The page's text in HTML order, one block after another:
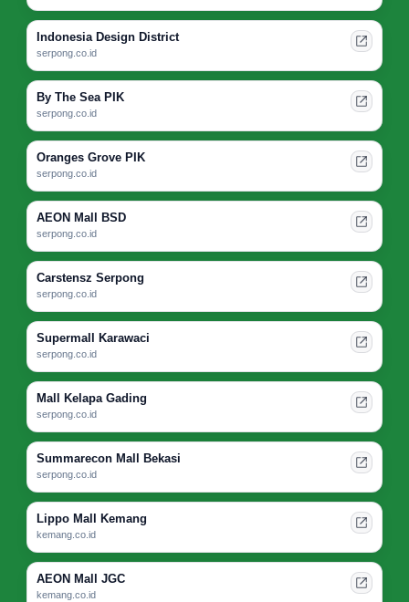
Indonesia Design District
serpong.co.id
By The Sea PIK
serpong.co.id
Oranges Grove PIK
serpong.co.id
AEON Mall BSD
serpong.co.id
Carstensz Serpong
serpong.co.id
Supermall Karawaci
serpong.co.id
Mall Kelapa Gading
serpong.co.id
Summarecon Mall Bekasi
serpong.co.id
Lippo Mall Kemang
kemang.co.id
AEON Mall JGC
kemang.co.id